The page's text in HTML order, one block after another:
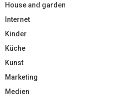
House and garden
Internet
Kinder
Küche
Kunst
Marketing
Medien